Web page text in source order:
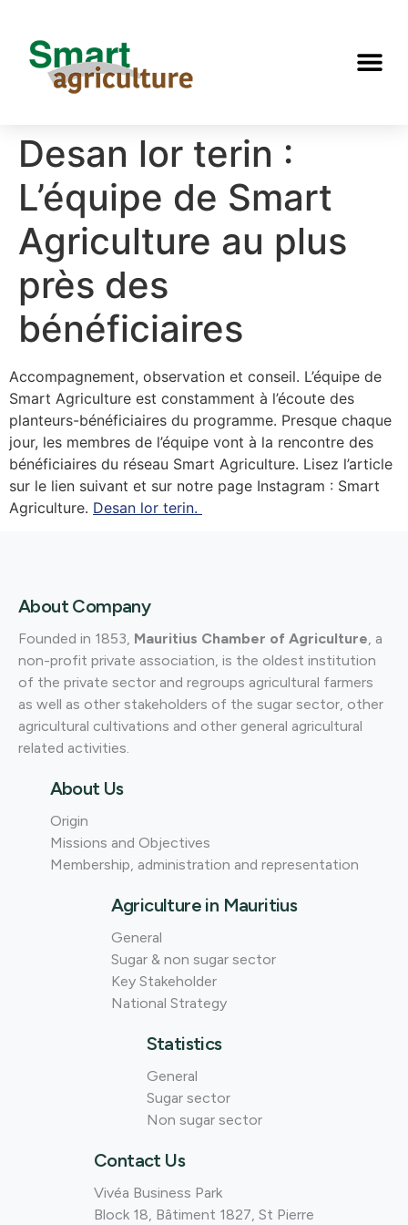
Desan lor terin :
L’équipe de Smart
Agriculture au plus
près des
bénéficiaires
Accompagnement, observation et conseil. L’équipe de
Smart Agriculture est constamment à l’écoute des
planteurs-bénéficiaires du programme. Presque chaque
jour, les membres de l’équipe vont à la rencontre des
bénéficiaires du réseau Smart Agriculture. Lisez l’article
sur le lien suivant et sur notre page Instagram : Smart
Agriculture. Desan lor terin.
About Company
Founded in 1853, Mauritius Chamber of Agriculture, a
non-profit private association, is the oldest institution
of the private sector and regroups agricultural farmers
as well as other stakeholders of the sugar sector, other
agricultural cultivations and other general agricultural
related activities.
About Us
Origin
Missions and Objectives
Membership, administration and representation
Agriculture in Mauritius
General
Sugar & non sugar sector
Key Stakeholder
National Strategy
Statistics
General
Sugar sector
Non sugar sector
Contact Us
Vivéa Business Park
Block 18, Bâtiment 1827, St Pierre